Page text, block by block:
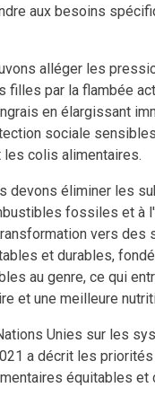
aux besoins
alléger les
filles par la flambée
en élargissant
sociale
les colis alimentaires.
devons éliminer les
fossiles et à
vers des
et durables,
au genre, ce qui
et une meilleure
Unies sur les
a décrit les priorités
équitables et